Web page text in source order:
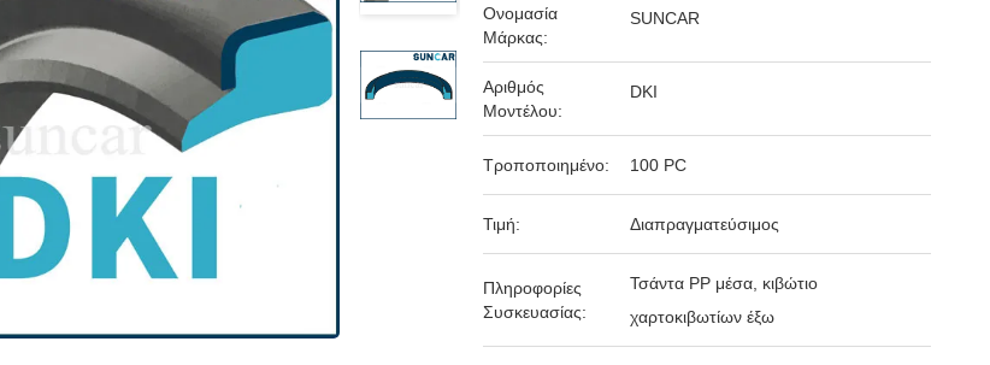
Ονομασία
Μάρκας:
SUNCAR
Αριθμός
Μοντέλου:
DKI
Τροποποιημένο: 100 PC
Τιμή: Διαπραγματεύσιμος
Πληροφορίες
Συσκευασίας:
Τσάντα PP μέσα, κιβώτιο
χαρτοκιβωτίων έξω